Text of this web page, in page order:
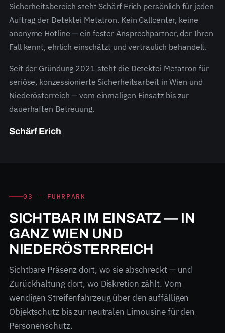
Sicherheitsbereich steht Schärf Erich persönlich für jeden
Auftrag der Detektei Metatron. Kein Callcenter, keine
anonyme Hotline — ein fester Ansprechpartner, der Ihren
Fall kennt, ehrlich einschätzt und vertraulich behandelt.
Seit der Gründung 2021 steht die Detektei Metatron für
seriöse, konzessionierte Sicherheitsarbeit in Wien und
Niederösterreich — vom einmaligen Einsatz bis zur
dauerhaften Betreuung.
Schärf Erich
03 — FUHRPARK
SICHTBAR IM EINSATZ — IN
GANZ WIEN UND
NIEDERÖSTERREICH
Sichtbare Präsenz dort, wo sie abschreckt — und
Zurückhaltung dort, wo Diskretion zählt. Vom
wendigen Streifenfahrzeug über den auffälligen
Objektschutz bis zur neutralen Limousine für den
Personenschutz.